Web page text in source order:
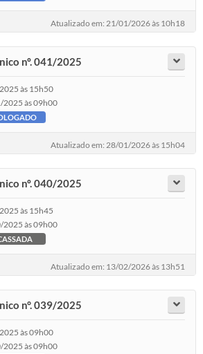
Atualizado em: 21/01/2026 às 10h18
nº. 041/2025
às 15h50
2025 às 09h00
Atualizado em: 28/01/2026 às 15h04
nº. 040/2025
às 15h45
2025 às 09h00
Atualizado em: 13/02/2026 às 13h51
n°. 039/2025
às 09h00
2025 às 09h00